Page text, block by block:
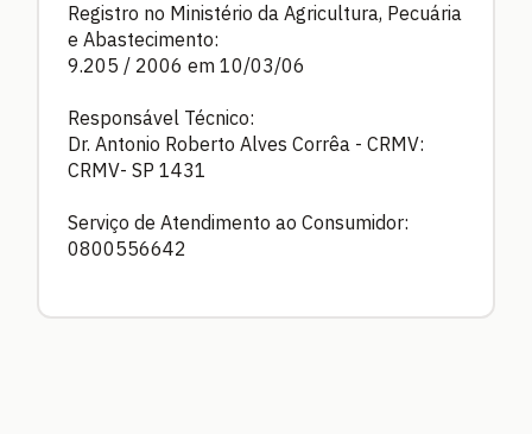
Registro no Ministério da Agricultura, Pecuária
e Abastecimento:
9.205 / 2006 em 10/03/06
Responsável Técnico:
Dr. Antonio Roberto Alves Corrêa - CRMV:
CRMV- SP 1431
Serviço de Atendimento ao Consumidor:
0800556642